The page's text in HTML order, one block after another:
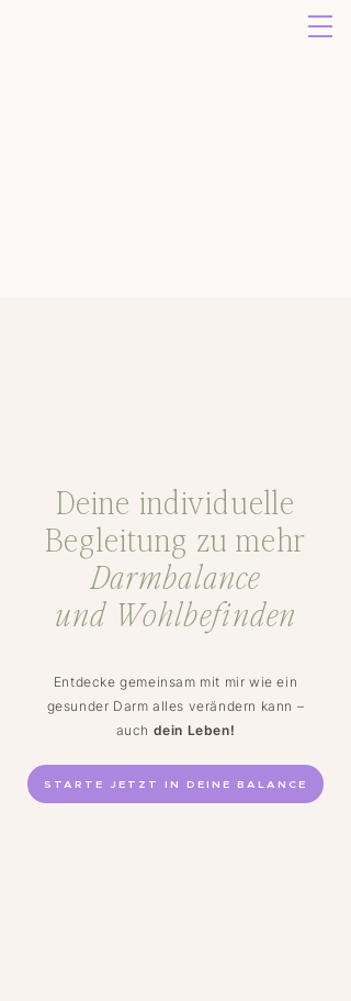
Deine individuelle
Begleitung zu mehr
Darmbalance
und Wohlbefinden
Entdecke gemeinsam mit mir wie ein
gesunder Darm alles verändern kann –
auch dein Leben!
STARTE JETZT IN DEINE BALANCE